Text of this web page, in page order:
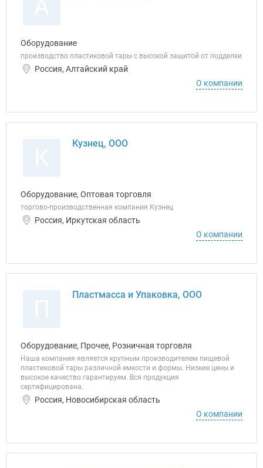
Оборудование
производство пластиковой тары с высокой защитой от подделки
Россия, Алтайский край
О компании
Кузнец, ООО
Оборудование, Оптовая торговля
торгово-производственная компания Кузнец
Россия, Иркутская область
О компании
Пластмасса и Упаковка, ООО
Оборудование, Прочее, Розничная торговля
Наша компания является крупным производителем пищевой
пластиковой тары различной емкости и формы. Низкие цены и
высокое качество гарантируем. Вся продукция
сертифицирована.
Россия, Новосибирская область
О компании